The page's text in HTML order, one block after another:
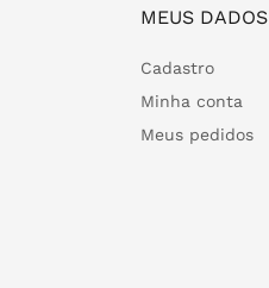
MEUS DADOS
Cadastro
Minha conta
Meus pedidos